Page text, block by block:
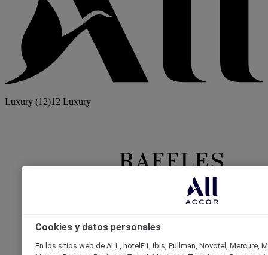
Luxury (12)12 Luxury
Cookies y datos personales
En los sitios web de ALL, hotelF1, ibis, Pullman, Novotel, Mercure,